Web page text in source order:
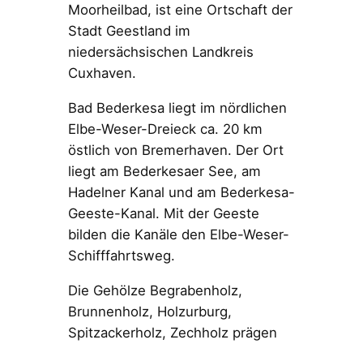
Moorheilbad, ist eine Ortschaft der
Stadt Geestland im
niedersächsischen Landkreis
Cuxhaven.
Bad Bederkesa liegt im nördlichen
Elbe-Weser-Dreieck ca. 20 km
östlich von Bremerhaven. Der Ort
liegt am Bederkesaer See, am
Hadelner Kanal und am Bederkesa-
Geeste-Kanal. Mit der Geeste
bilden die Kanäle den Elbe-Weser-
Schifffahrtsweg.
Die Gehölze Begrabenholz,
Brunnenholz, Holzurburg,
Spitzackerholz, Zechholz prägen